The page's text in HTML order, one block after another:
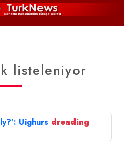
listeleniyor
Uighurs dreading